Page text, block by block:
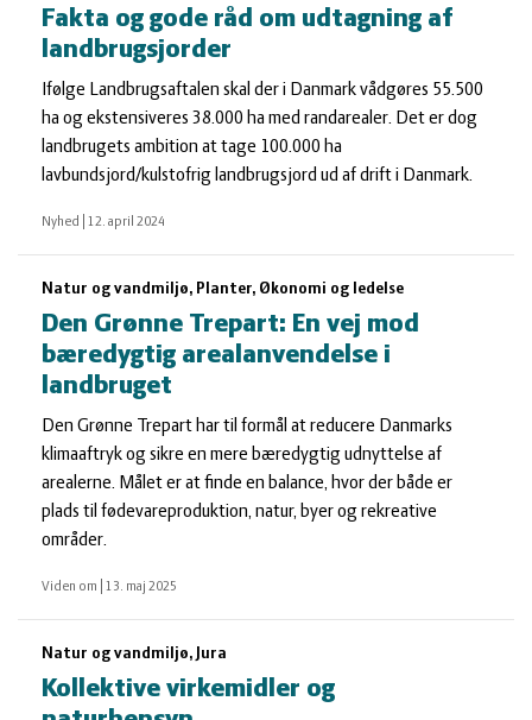
Fakta og gode råd om udtagning af
landbrugsjorder
Ifølge Landbrugsaftalen skal der i Danmark vådgøres 55.500
ha og ekstensiveres 38.000 ha med randarealer. Det er dog
landbrugets ambition at tage 100.000 ha
lavbundsjord/kulstofrig landbrugsjord ud af drift i Danmark.
Nyhed 12. april 2024
Natur og vandmiljø, Planter, Økonomi og ledelse
Den Grønne Trepart: En vej mod
bæredygtig arealanvendelse i
landbruget
Den Grønne Trepart har til formål at reducere Danmarks
klimaaftryk og sikre en mere bæredygtig udnyttelse af
arealerne. Målet er at finde en balance, hvor der både er
plads til fødevareproduktion, natur, byer og rekreative
områder.
Viden om 13. maj 2025
Natur og vandmiljø, Jura
Kollektive virkemidler og